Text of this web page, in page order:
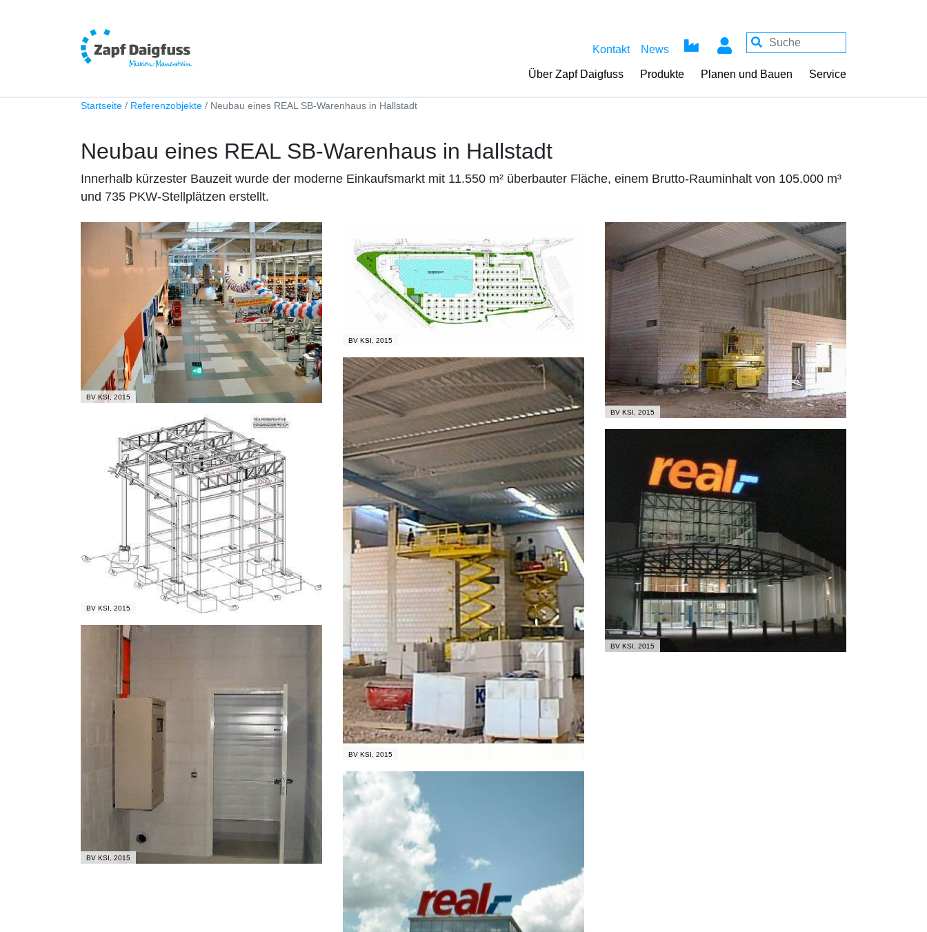
Kontakt News
Über Zapf Daigfuss Produkte Planen und Bauen Service
Startseite Referenzobjekte Neubau eines REAL SB-Warenhaus in Hallstadt
Neubau eines REAL SB-Warenhaus in Hallstadt
Innerhalb kürzester Bauzeit wurde der moderne Einkaufsmarkt mit 11.550 m² überbauter Fläche, einem Brutto-Rauminhalt von 105.000 m³
und 735 PKW-Stellplätzen erstellt.
BV KSI, 2015
BV KSI, 2015
BV KSI, 2015
BV KSI, 2015
BV KSI, 2015
BV KSI, 2015
BV KSI, 2015